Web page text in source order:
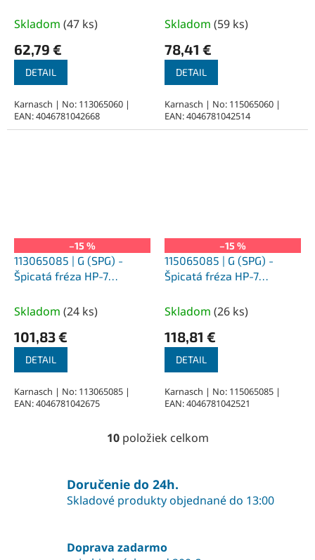
nepovlakované
Skladom (47 ks)
62,79 €
DETAIL
Karnasch | No: 113065060 |
EAN: 4046781042668
povlakované
Skladom (59 ks)
78,41 €
DETAIL
Karnasch | No: 115065060 |
EAN: 4046781042514
–15 %
113065085 | G (SPG) -
Špicatá fréza HP-7
nepovlakované
Skladom (24 ks)
101,83 €
DETAIL
Karnasch | No: 113065085 |
EAN: 4046781042675
–15 %
115065085 | G (SPG) -
Špicatá fréza HP-7
povlakované
Skladom (26 ks)
118,81 €
DETAIL
Karnasch | No: 115065085 |
EAN: 4046781042521
O
á
d
a
e
10položiek celkom
Doručenie do 24h.
Skladové produkty objednané do 13:00
Doprava zadarmo